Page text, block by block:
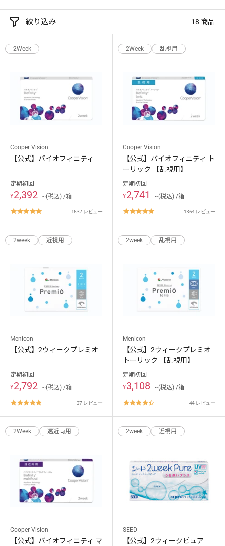
絞り込み 18 商品
2Week
Cooper Vision
【公式】バイオフィニティ
定期初回
¥2,392 ~(税込) /箱
4.8
rating
1632 レビュー
2Week 乱視用
Cooper Vision
【公式】バイオフィニティ ト
ーリック 【乱視用】
定期初回
¥2,741 ~(税込) /箱
4.8
rating
1364 レビュー
2week 近視用
Menicon
【公式】2ウィークプレミオ
定期初回
¥2,792 ~(税込) /箱
4.8
rating
37 レビュー
2week 乱視用
Menicon
【公式】2ウィークプレミオ
トーリック 【乱視用】
定期初回
¥3,108 ~(税込) /箱
4.7
rating
44 レビュー
2Week 遠近両用
Cooper Vision
【公式】バイオフィニティ マ
2week 近視用
SEED
【公式】2ウィークピュア